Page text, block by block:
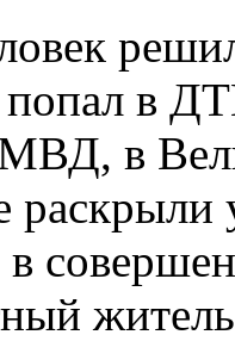
попал в
в